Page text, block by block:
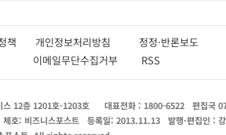
정책 개인정보처리방침 정정·반론보도
이메일무단수집거부 RSS
스 12층 1201호-1203호 대표전화 : 1800-6522 편집국
제호: 비즈니스포스트 등록일: 2013.11.13 발행·편집인 :